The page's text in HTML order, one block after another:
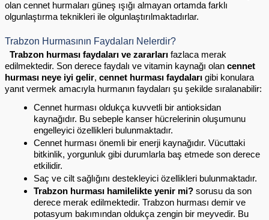
olan cennet hurmaları güneş ışığı almayan ortamda farklı
olgunlaştırma teknikleri ile olgunlaştırılmaktadırlar.
Trabzon Hurmasının Faydaları Nelerdir?
Trabzon hurması faydaları ve zararları fazlaca merak
edilmektedir. Son derece faydalı ve vitamin kaynağı olan cennet
hurması neye iyi gelir, cennet hurması faydaları gibi konulara
yanıt vermek amacıyla hurmanın faydaları şu şekilde sıralanabilir:
Cennet hurması oldukça kuvvetli bir antioksidan
kaynağıdır. Bu sebeple kanser hücrelerinin oluşumunu
engelleyici özellikleri bulunmaktadır.
Cennet hurması önemli bir enerji kaynağıdır. Vücuttaki
bitkinlik, yorgunluk gibi durumlarla baş etmede son derece
etkilidir.
Saç ve cilt sağlığını destekleyici özellikleri bulunmaktadır.
Trabzon hurması hamilelikte yenir mi? sorusu da son
derece merak edilmektedir. Trabzon hurması demir ve
potasyum bakımından oldukça zengin bir meyvedir. Bu